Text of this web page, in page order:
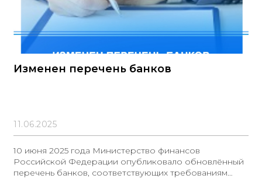
Изменен перечень банков
11.06.2025
10 июня 2025 года Министерство финансов
Российской Федерации опубликовало обновлённый
перечень банков, соответствующих требованиям